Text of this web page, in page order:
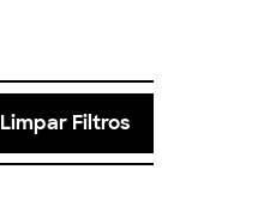
Limpar Filtros